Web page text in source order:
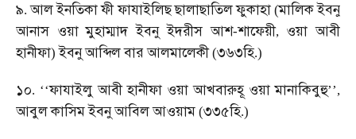
৯.আলইনতিকাফীফাযাইলিছছালাছাতিলফুকাহা(মালিকইবনু
আনাস ওয়া মুহাম্মাদ ইবনু ইদরীস আশ-শাফেয়ী, ওয়া আবী
হানীফা)ইবনুআব্দিলবারআলমালেকী(৩৬৩হি.)
১০. ‘‘ফাযাইলু আবী হানীফা ওয়া আখবারুহূ ওয়া মানাকিবুহু’’,
আবুলকাসিমইবনুআবিলআওয়াম (৩৩৫হি.)